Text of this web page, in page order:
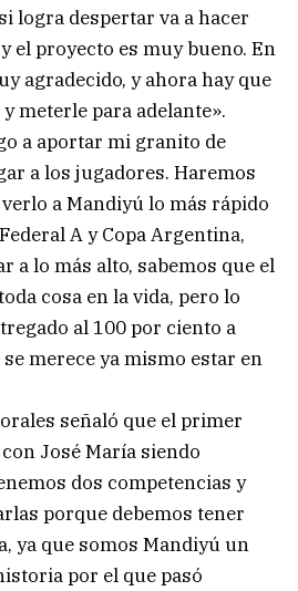
logra despertar va a hacer
el proyecto es muy bueno. En
agradecido, y ahora hay que
meterle para adelante».
a aportar mi granito de
a los jugadores. Haremos
a Mandiyú lo más rápido
A y Copa Argentina,
a lo más alto, sabemos que el
cosa en la vida, pero lo
al 100 por ciento a
merece ya mismo estar en
señaló que el primer
José María siendo
dos competencias y
porque debemos tener
ya que somos Mandiyú un
por el que pasó